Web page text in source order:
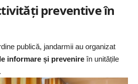
preventive în
publică, jandarmii au organizat
informare și prevenire în unitățile